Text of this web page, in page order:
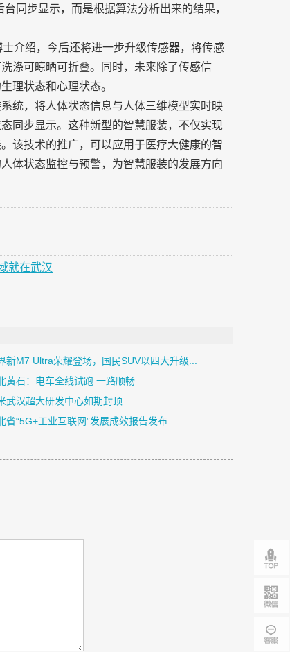
同步显示，而是根据算法分析出来的结果，
士介绍，今后还将进一步升级传感器，将传感
涤可晾晒可折叠。同时，未来除了传感信
理状态和心理状态。
统，将人体状态信息与人体三维模型实时映
同步显示。这种新型的智慧服装，不仅实现
该技术的推广，可以应用于医疗大健康的智
体状态监控与预警，为智慧服装的发展方向
就在武汉
新M7 Ultra荣耀登场，国民SUV以四大升级...
黄石：电车全线试跑 一路顺畅
武汉超大研发中心如期封顶
省“5G+工业互联网”发展成效报告发布